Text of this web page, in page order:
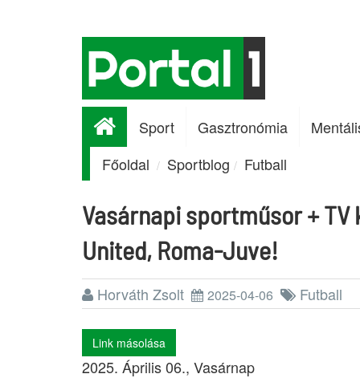
Sport Gasztronómia
Főoldal
Sportblog Futball
Vasárnapi sportműsor +
United, Roma-Juve!
Horváth Zsolt 2025-04-06 Futball
Link másolása
2025. Április 06., Vasárnap